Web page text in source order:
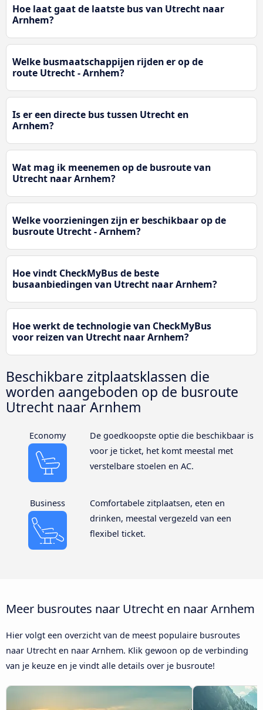
Hoe laat gaat de laatste bus van Utrecht naar
Arnhem?
Welke busmaatschappijen rijden er op de
route Utrecht - Arnhem?
Is er een directe bus tussen Utrecht en
Arnhem?
Wat mag ik meenemen op de busroute van
Utrecht naar Arnhem?
Welke voorzieningen zijn er beschikbaar op de
busroute Utrecht - Arnhem?
Hoe vindt CheckMyBus de beste
busaanbiedingen van Utrecht naar Arnhem?
Hoe werkt de technologie van CheckMyBus
voor reizen van Utrecht naar Arnhem?
Beschikbare zitplaatsklassen die
worden aangeboden op de busroute
Utrecht naar Arnhem
Economy
De goedkoopste optie die beschikbaar is
voor je ticket, het komt meestal met
verstelbare stoelen en AC.
Business
Comfortabele zitplaatsen, eten en
drinken, meestal vergezeld van een
flexibel ticket.
Meer busroutes naar Utrecht en naar Arnhem
Hier volgt een overzicht van de meest populaire busroutes
naar Utrecht en naar Arnhem. Klik gewoon op de verbinding
van je keuze en je vindt alle details over je busroute!